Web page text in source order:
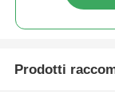
Prodotti